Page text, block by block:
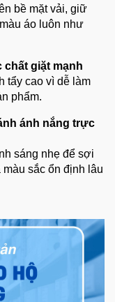
bề mặt vải, giữ
áo luôn như
chất giặt mạnh
tẩy cao vì dễ làm
phẩm.
ánh nắng trực
sáng nhẹ để sợi
sắc ổn định lâu